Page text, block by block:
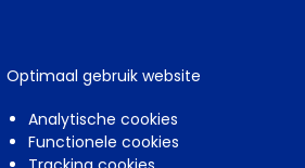
Optimaal gebruik website
Analytische cookies
Functionele cookies